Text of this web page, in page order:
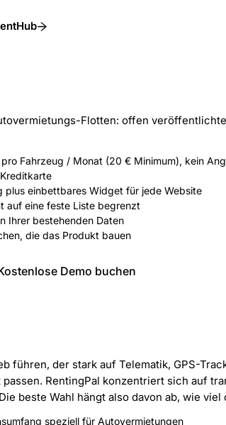
Flotten: offen
Fahrzeug / Monat (20 € Minimum), kein
plus einbettbares Widget für jede Website
auf eine feste Liste begrenzt
Ihrer bestehenden Daten
die das Produkt bauen
Demo buchen
führen, der stark auf Telematik, GPS-
RentingPal konzentriert sich auf
beste Wahl hängt also davon ab, wie
speziell für Autovermietungen